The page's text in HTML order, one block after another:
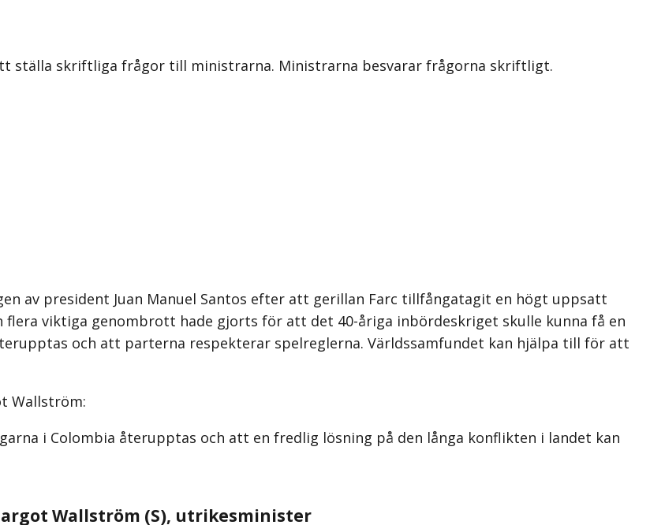
ställa skriftliga frågor till ministrarna. Ministrarna besvarar frågorna skriftligt.
av president Juan Manuel Santos efter att gerillan Farc tillfångatagit en högt uppsatt
viktiga genombrott hade gjorts för att det 40-åriga inbördeskriget skulle kunna få en
och att parterna respekterar spelreglerna. Världssamfundet kan hjälpa till för att
Wallström:
i Colombia återupptas och att en fredlig lösning på den långa konflikten i landet kan
Wallström (S), utrikesminister